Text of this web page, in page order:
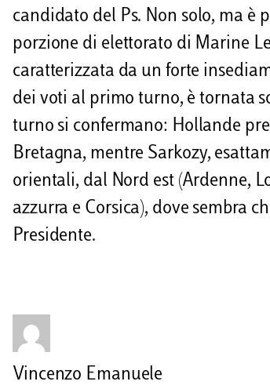
candidato del Ps. Non solo, ma è
porzione di elettorato di Marine
caratterizzata da un forte
dei voti al primo turno, è tornata
turno si confermano: Hollande
Bretagna, mentre Sarkozy,
orientali, dal Nord est (Ardenne,
azzurra e Corsica), dove sembra
Presidente.
Vincenzo Emanuele